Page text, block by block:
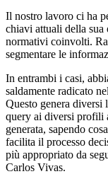
Il nostro lavoro ci ha
chiavi attuali della
normativi coinvolti.
segmentare le
In entrambi i casi,
saldamente radicato
Questo genera diversi
query ai diversi profili
generata, sapendo
facilita il processo
più appropriato da
Carlos Vivas.